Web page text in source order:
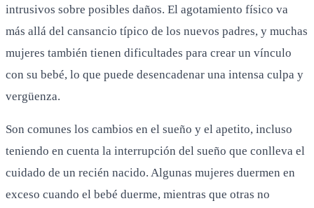
intrusivos sobre posibles daños. El agotamiento físico va
más allá del cansancio típico de los nuevos padres, y muchas
mujeres también tienen dificultades para crear un vínculo
con su bebé, lo que puede desencadenar una intensa culpa y
vergüenza.
Son comunes los cambios en el sueño y el apetito, incluso
teniendo en cuenta la interrupción del sueño que conlleva el
cuidado de un recién nacido. Algunas mujeres duermen en
exceso cuando el bebé duerme, mientras que otras no